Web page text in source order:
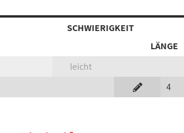
SCHWIERIGKEIT
LÄNGE
leicht
4